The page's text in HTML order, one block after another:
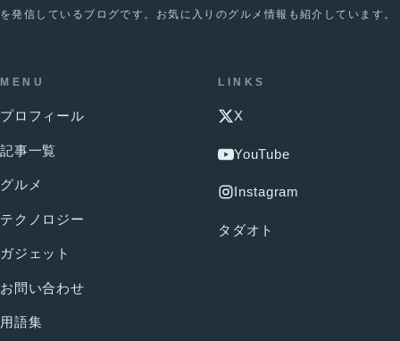
を発信しているブログです。お気に入りのグルメ情報も紹介しています。
MENU
プロフィール
記事一覧
グルメ
テクノロジー
ガジェット
お問い合わせ
用語集
LINKS
X
YouTube
Instagram
タダオト